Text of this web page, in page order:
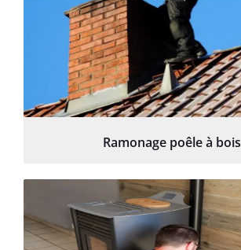
Ramonage poêle à bois